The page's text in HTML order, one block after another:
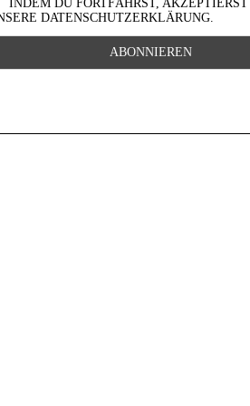
INDEM DU FORTFÄHRST,
DATENSCHUTZERKLÄRUNG.